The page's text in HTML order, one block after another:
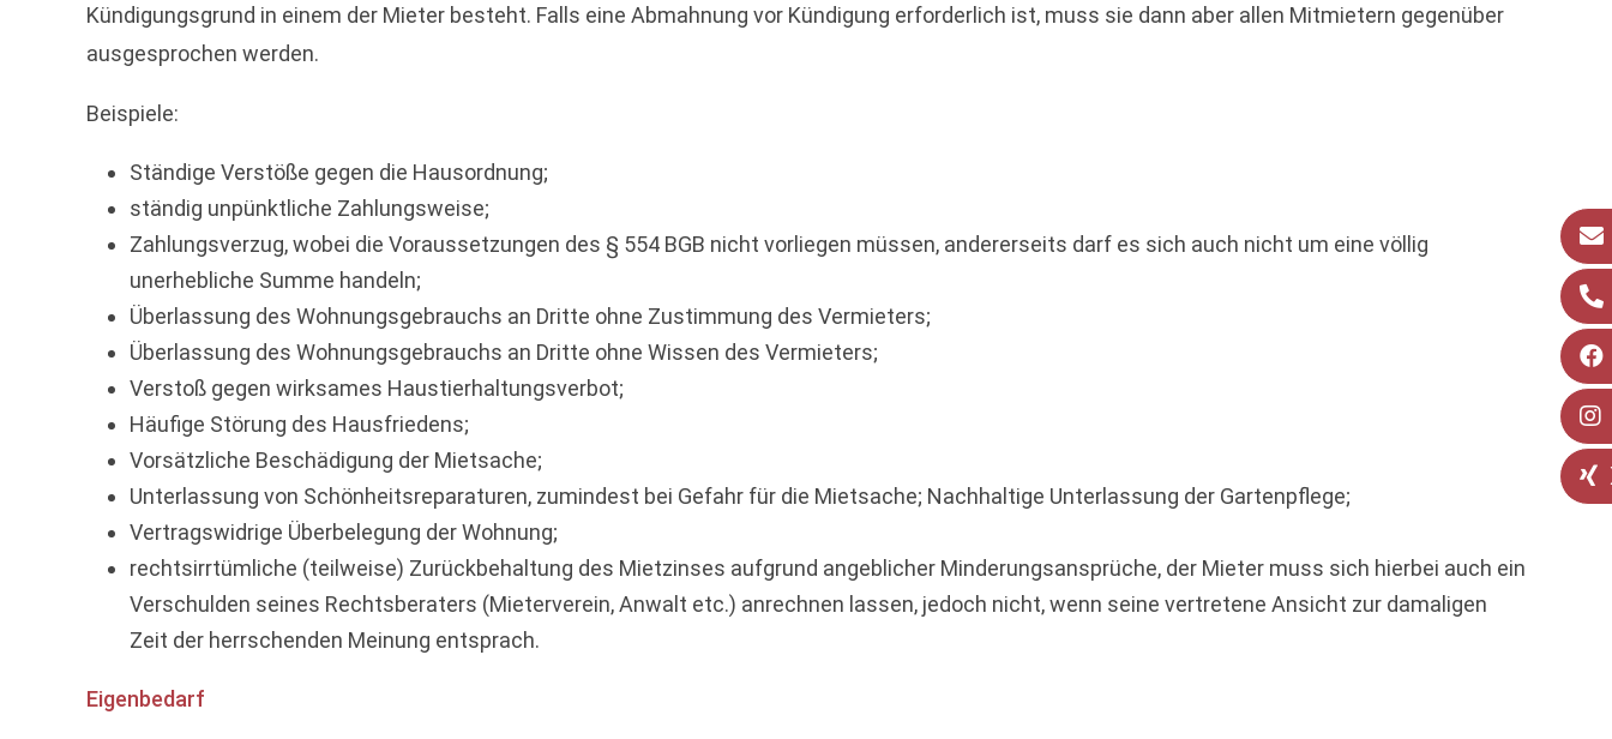
Kündigungsgrund in einem der Mieter besteht. Falls eine Abmahnung vor Kündigung erforderlich ist, muss sie dann aber allen Mitmietern gegenüber
ausgesprochen werden.
Beispiele:
Ständige Verstöße gegen die Hausordnung;
ständig unpünktliche Zahlungsweise;
Zahlungsverzug, wobei die Voraussetzungen des § 554 BGB nicht vorliegen müssen, andererseits darf es sich auch nicht um eine völlig
unerhebliche Summe handeln;
Überlassung des Wohnungsgebrauchs an Dritte ohne Zustimmung des Vermieters;
Überlassung des Wohnungsgebrauchs an Dritte ohne Wissen des Vermieters;
Verstoß gegen wirksames Haustierhaltungsverbot;
Häufige Störung des Hausfriedens;
Vorsätzliche Beschädigung der Mietsache;
Unterlassung von Schönheitsreparaturen, zumindest bei Gefahr für die Mietsache; Nachhaltige Unterlassung der Gartenpflege;
Vertragswidrige Überbelegung der Wohnung;
rechtsirrtümliche (teilweise) Zurückbehaltung des Mietzinses aufgrund angeblicher Minderungsansprüche, der Mieter muss sich hierbei auch ein
Verschulden seines Rechtsberaters (Mieterverein, Anwalt etc.) anrechnen lassen, jedoch nicht, wenn seine vertretene Ansicht zur damaligen
Zeit der herrschenden Meinung entsprach.
Eigenbedarf